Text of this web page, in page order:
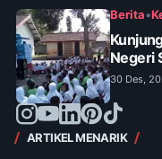
Berita•
Negeri
30 Des,
ARTIKEL MENARIK